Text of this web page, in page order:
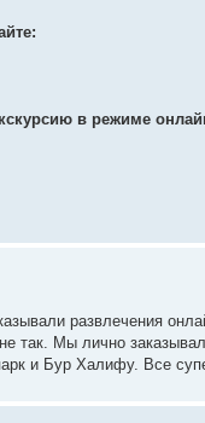
в режиме
развлечения
так. Мы лично
и Бур Халифу. Все